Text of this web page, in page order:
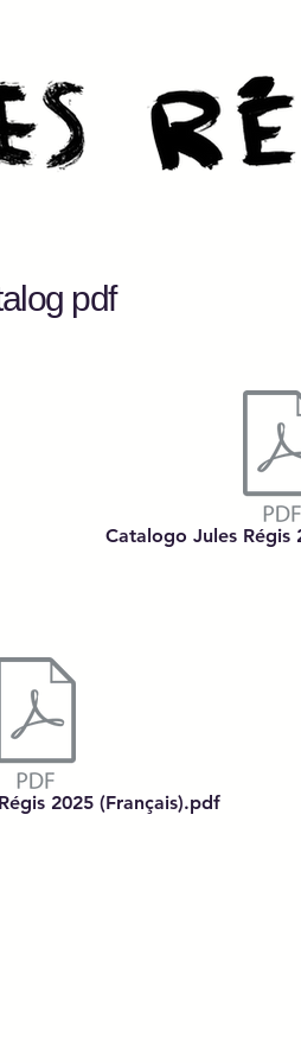
pdf
Catalogo Jules Régis
2025 (Français).pdf